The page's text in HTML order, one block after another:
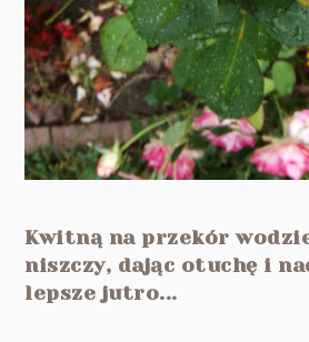
Kwitną na przekór
niszczy, dając otuchę i
lepsze jutro...